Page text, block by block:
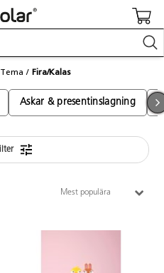
Tema Fira/Kalas
Askar & presentinslagning
Mest populära